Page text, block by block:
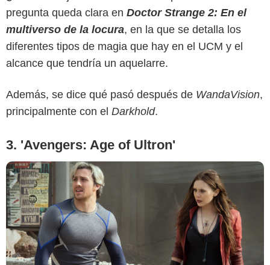
pregunta queda clara en Doctor Strange 2: En el
multiverso de la locura, en la que se detalla los
diferentes tipos de magia que hay en el UCM y el
alcance que tendría un aquelarre.
Además, se dice qué pasó después de WandaVision,
principalmente con el Darkhold.
3. 'Avengers: Age of Ultron'